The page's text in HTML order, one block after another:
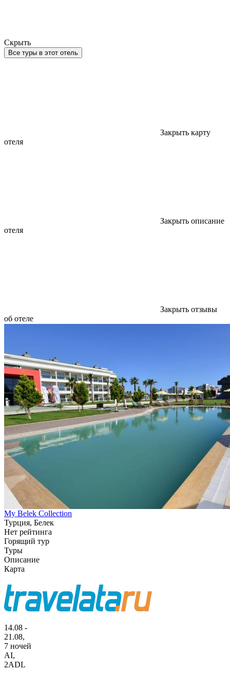
Скрыть
Все туры в этот отель
Закрыть карту
отеля
Закрыть описание
отеля
Закрыть отзывы
об отеле
My Belek Collection
Турция, Белек
Нет рейтинга
Горящий тур
Туры
Описание
Карта
14.08 -
21.08,
7 ночей
AI,
2ADL